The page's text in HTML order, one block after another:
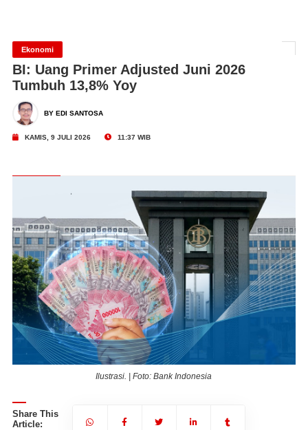
Ekonomi
BI: Uang Primer Adjusted Juni 2026
Tumbuh 13,8% Yoy
BY EDI SANTOSA
KAMIS, 9 JULI 2026 11:37 WIB
Ilustrasi. | Foto: Bank Indonesia
Share This
Article: